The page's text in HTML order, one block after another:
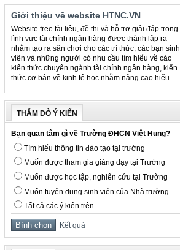
Giới thiệu về website HTNC.VN
Website free tài liệu, đề thi và hỗ trợ giải đáp trong
lĩnh vực tài chính ngân hàng được thành lập ra
nhằm tạo ra sân chơi cho các trí thức, các bạn sinh
viên và những người có nhu cầu tìm hiểu về các
kiến thức chuyên ngành tài chính ngân hàng, kiến
thức cơ bản về kinh tế học nhằm nâng cao hiểu...
THĂM DÒ Ý KIẾN
Bạn quan tâm gì về Trường ĐHCN Việt Hung?
Tìm hiểu thông tin đào tạo tại trường
Muốn được tham gia giảng dạy tại Trường
Muốn được học tập, nghiên cứu tại Trường
Muốn tuyển dụng sinh viên của Nhà trường
Tất cả các ý kiến trên
Kết quả